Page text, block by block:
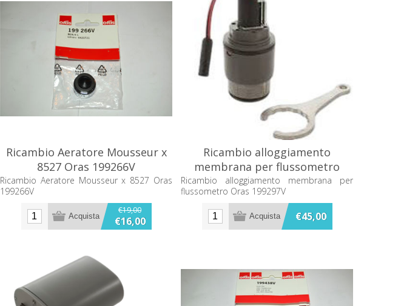
Ricambio Aeratore Mousseur x
8527 Oras 199266V
Ricambio Aeratore Mousseur x 8527 Oras
199266V
€19,00
€16,00
Ricambio alloggiamento
membrana per flussometro
Oras 199297V
Ricambio alloggiamento membrana per
flussometro Oras 199297V
€45,00